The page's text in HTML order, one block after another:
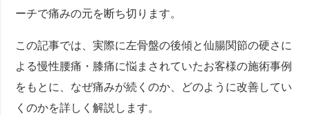
ーチで痛みの元を断ち切ります。
この記事では、実際に左骨盤の後傾と仙腸関節の硬さに
よる慢性腰痛・膝痛に悩まされていたお客様の施術事例
をもとに、なぜ痛みが続くのか、どのように改善してい
くのかを詳しく解説します。